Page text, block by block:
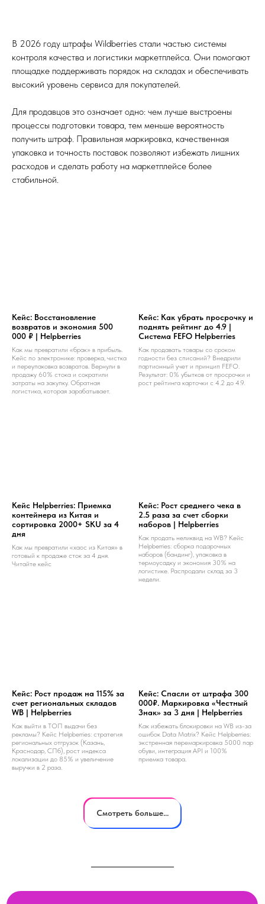
В 2026 году штрафы Wildberries стали частью системы
контроля качества и логистики маркетплейса. Они помогают
площадке поддерживать порядок на складах и обеспечивать
высокий уровень сервиса для покупателей.
Для продавцов это означает одно: чем лучше выстроены
процессы подготовки товара, тем меньше вероятность
получить штраф. Правильная маркировка, качественная
упаковка и точность поставок позволяют избежать лишних
расходов и сделать работу на маркетплейсе более
стабильной.
Кейс: Восстановление
возвратов и экономия 500
000 ₽ | Helpberries
Как мы превратили «брак» в прибыль.
Кейс по электронике: проверка, чистка
и переупаковка возвратов. Вернули в
продажу 60% стока и сократили
затраты на закупку. Обратная
логистика, которая зарабатывает.
Кейс: Как убрать просрочку и
поднять рейтинг до 4.9 |
Система FEFO Helpberries
Как продавать товары со сроком
годности без списаний? Внедрили
партионный учет и принцип FEFO.
Результат: 0% убытков от просрочки и
рост рейтинга карточки с 4.2 до 4.9.
Кейс Helpberries: Приемка
контейнера из Китая и
сортировка 2000+ SKU за 4
дня
Как мы превратили «хаос из Китая» в
готовый к продаже сток за 4 дня.
Читайте кейс
Кейс: Рост среднего чека в
2.5 раза за счет сборки
наборов | Helpberries
Как продать неликвид на WB? Кейс
Helpberries: сборка подарочных
наборов (бандинг), упаковка в
термоусадку и экономия 30% на
логистике. Распродали склад за 3
недели.
Кейс: Рост продаж на 115% за
счет региональных складов
WB | Helpberries
Как выйти в ТОП выдачи без
рекламы? Кейс Helpberries: стратегия
региональных отгрузок (Казань,
Краснодар, СПб), рост индекса
локализации до 85% и увеличение
выручки в 2 раза.
Кейс: Спасли от штрафа 300
000₽. Маркировка «Честный
Знак» за 3 дня | Helpberries
Как избежать блокировки на WB из-за
ошибок Data Matrix? Кейс Helpberries:
экстренная перемаркировка 5000 пар
обуви, интеграция API и 100%
приемка товара.
Смотреть больше...